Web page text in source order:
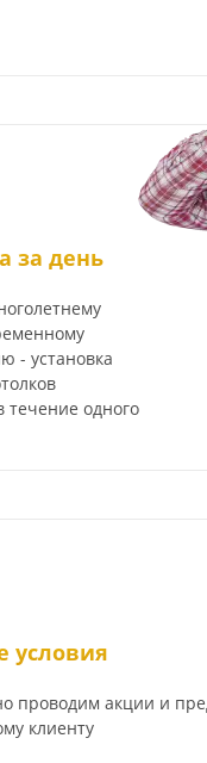
за день
- установка
течение одного
условия
проводим акции и
клиенту